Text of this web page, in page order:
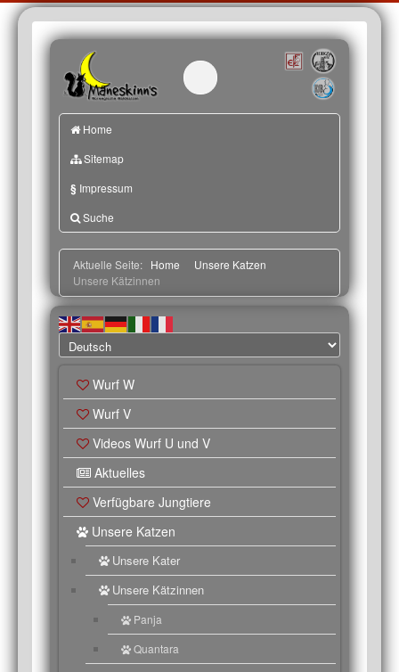
Home
Sitemap
§ Impressum
Suche
Aktuelle Seite: Home
Unsere Katzen
Unsere Kätzinnen
Wurf W
Wurf V
Videos Wurf U und V
Aktuelles
Verfügbare Jungtiere
Unsere Katzen
Unsere Kater
Unsere Kätzinnen
Panja
Quantara